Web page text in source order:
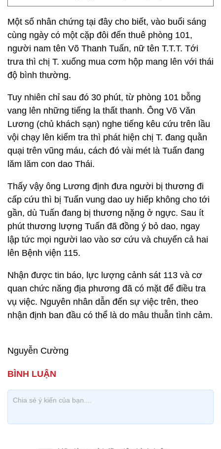
Một số nhân chứng tại đây cho biết, vào buổi sáng
cùng ngày có một cặp đôi đến thuê phòng 101,
người nam tên Võ Thanh Tuấn, nữ tên T.T.T. Tới
trưa thì chị T. xuống mua cơm hộp mang lên với thái
độ bình thường.
Tuy nhiên chỉ sau đó 30 phút, từ phòng 101 bỗng
vang lên những tiếng la thất thanh. Ông Võ Văn
Lương (chủ khách sạn) nghe tiếng kêu cứu trên lầu
vội chạy lên kiểm tra thì phát hiện chị T. đang quằn
quại trên vũng máu, cách đó vài mét là Tuấn đang
lăm lăm con dao Thái.
Thấy vậy ông Lương định đưa người bị thương đi
cấp cứu thì bị Tuấn vung dao uy hiếp không cho tới
gần, dù Tuấn đang bị thương nặng ở ngực. Sau ít
phút thương lượng Tuấn đã đồng ý bỏ dao, ngay
lập tức mọi người lao vào sơ cứu và chuyển cả hai
lên Bệnh viện 115.
Nhận được tin báo, lực lượng cảnh sát 113 và cơ
quan chức năng địa phương đã có mặt để điều tra
vụ việc. Nguyên nhân dẫn đến sự việc trên, theo
nhận định ban đầu có thể là do mâu thuẫn tình cảm.
Nguyễn Cường